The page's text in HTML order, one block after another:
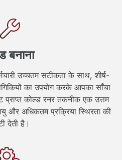
बनाना
उच्चतम सटीकता के साथ, शीर्ष-
का उपयोग करके आपका साँचा
कोल्ड रनर तकनीक एक उत्तम
और अधिकतम प्रक्रिया स्थिरता की
देती है।